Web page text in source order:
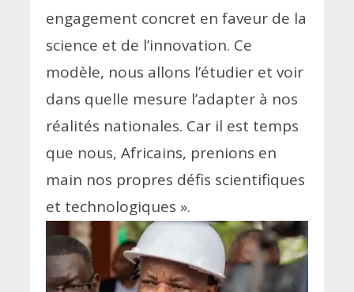
engagement concret en faveur de la
science et de l’innovation. Ce
modèle, nous allons l’étudier et voir
dans quelle mesure l’adapter à nos
réalités nationales. Car il est temps
que nous, Africains, prenions en
main nos propres défis scientifiques
et technologiques ».